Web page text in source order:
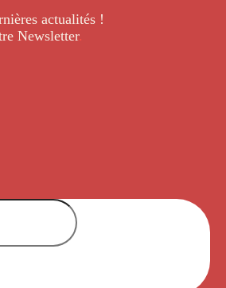
actualités !
Newsletter.